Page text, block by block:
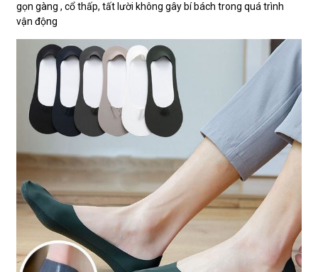
gọn gàng , cổ thấp, tất lười không gây bí bách trong quá trình
vận động